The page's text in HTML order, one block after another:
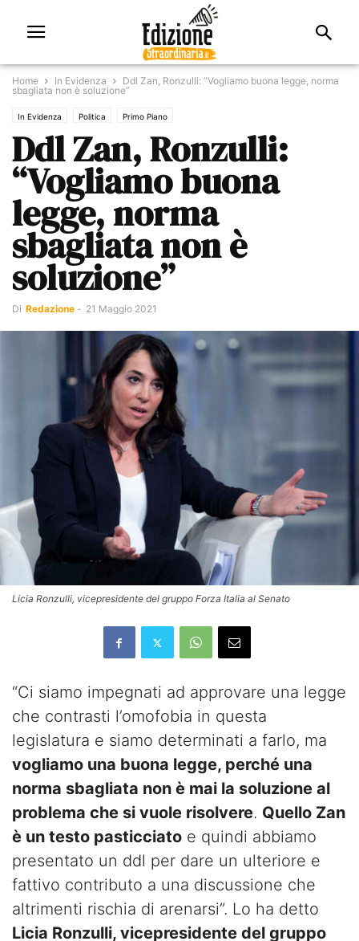
Home In Evidenza
Ddl Zan, Ronzulli: “Vogliamo buona legge, norma
sbagliata non è soluzione”
In Evidenza Politica Primo Piano
Ddl Zan, Ronzulli:
“Vogliamo buona
legge, norma
sbagliata non è
soluzione”
Di Redazione - 21 Maggio 2021
Licia Ronzulli, vicepresidente del gruppo Forza Italia al Senato
“Ci siamo impegnati ad approvare una legge
che contrasti l’omofobia in questa
legislatura e siamo determinati a farlo, ma
vogliamo una buona legge, perché una
norma sbagliata non è mai la soluzione al
problema che si vuole risolvere. Quello Zan
è un testo pasticciato e quindi abbiamo
presentato un ddl per dare un ulteriore e
fattivo contributo a una discussione che
altrimenti rischia di arenarsi”. Lo ha detto
Licia Ronzulli, vicepresidente del gruppo